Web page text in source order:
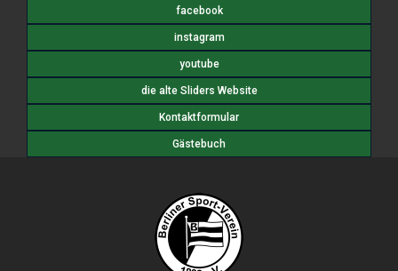
facebook
instagram
youtube
die alte Sliders Website
Kontaktformular
Gästebuch